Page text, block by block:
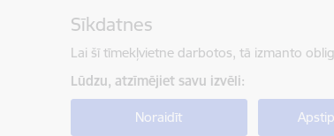
Sīkdatnes
Lai šī tīmekļvietne darbotos, tā izmanto
Lūdzu, atzīmējiet savu izvēli:
Noraidīt